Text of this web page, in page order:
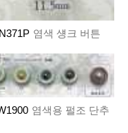
N371P 염색 섕크 버튼
염색용 펄조 단추